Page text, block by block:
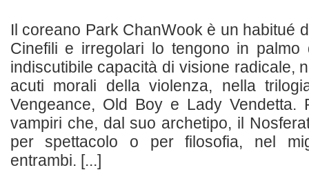
Il coreano Park ChanWook è un habitué
Cinefili e irregolari lo tengono in
indiscutibile capacità di visione radicale,
acuti morali della violenza, nella
Vengeance, Old Boy e Lady Vendetta.
vampiri che, dal suo archetipo, il
per spettacolo o per filosofia, nel
entrambi. [...]